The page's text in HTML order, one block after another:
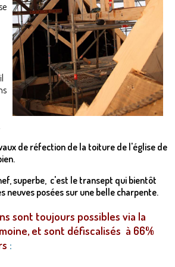
de réfection de la toiture de l'église de
superbe, c'est le transept qui bientôt
neuves posées sur une belle charpente.
sont toujours possibles via la
et sont défiscalisés à 66%
: